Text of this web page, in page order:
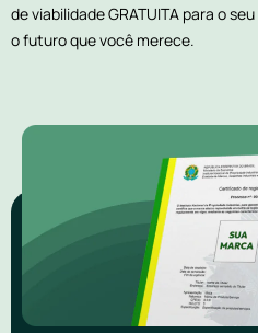
de viabilidade GRATUITA para o
o futuro que você merece.